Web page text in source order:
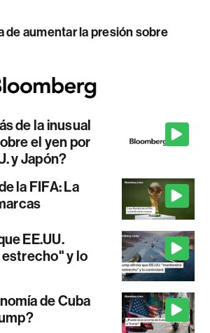
de aumentar la presión sobre
de la inusual
el yen por
y Japón?
la FIFA: La
EE.UU.
y lo
de Cuba